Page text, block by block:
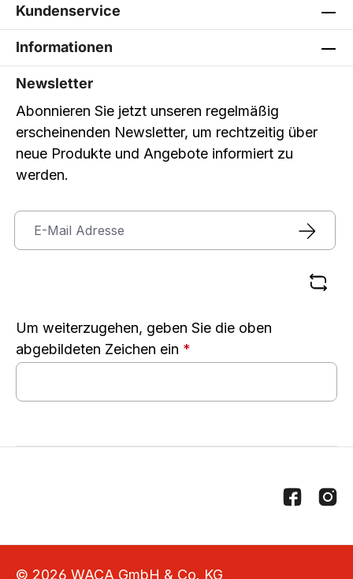
Kundenservice
Informationen
Newsletter
Abonnieren Sie jetzt unseren regelmäßig
erscheinenden Newsletter, um rechtzeitig über
neue Produkte und Angebote informiert zu
werden.
Um weiterzugehen, geben Sie die oben
abgebildeten Zeichen ein *
© 2026 WACA GmbH & Co. KG